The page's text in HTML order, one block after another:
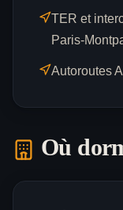
TER et
Paris-
Autoroutes
Où